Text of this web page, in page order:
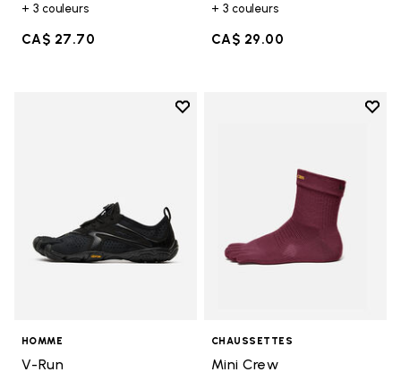
+ 3 couleurs
CA$ 27.70
+ 3 couleurs
CA$ 29.00
Add to wishlist
HOMME
V-Run
Add
CHAUSSETTES
Mini Crew